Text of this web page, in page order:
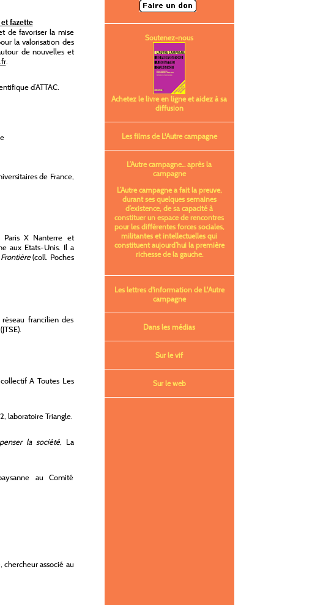
et fazette
de favoriser la mise
la valorisation des
de nouvelles et
.
d’ATTAC.
de France,
Paris X Nanterre et
aux Etats-Unis. Il a
(coll. Poches
francilien des
A Toutes Les
laboratoire Triangle.
la société, La
au Comité
chercheur associé au
Soutenez-nous
Achetez le livre en ligne et aidez à sa
diffusion
Les films de L'Autre campagne
L’Autre campagne... après la
campagne
L’Autre campagne a fait la preuve,
durant ses quelques semaines
d’existence, de sa capacité à
constituer un espace de rencontres
pour les différentes forces sociales,
militantes et intellectuelles qui
constituent aujourd’hui la première
richesse de la gauche.
Les lettres d'information de L'Autre
campagne
Dans les médias
Sur le vif
Sur le web